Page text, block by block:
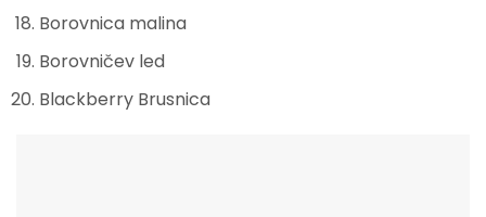
Borovnica malina
Borovničev led
Blackberry Brusnica